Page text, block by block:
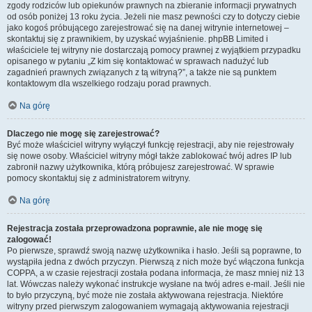
zgody rodziców lub opiekunów prawnych na zbieranie informacji prywatnych
od osób poniżej 13 roku życia. Jeżeli nie masz pewności czy to dotyczy ciebie
jako kogoś próbującego zarejestrować się na danej witrynie internetowej –
skontaktuj się z prawnikiem, by uzyskać wyjaśnienie. phpBB Limited i
właściciele tej witryny nie dostarczają pomocy prawnej z wyjątkiem przypadku
opisanego w pytaniu „Z kim się kontaktować w sprawach nadużyć lub
zagadnień prawnych związanych z tą witryną?”, a także nie są punktem
kontaktowym dla wszelkiego rodzaju porad prawnych.
Na górę
Dlaczego nie mogę się zarejestrować?
Być może właściciel witryny wyłączył funkcję rejestracji, aby nie rejestrowały
się nowe osoby. Właściciel witryny mógł także zablokować twój adres IP lub
zabronił nazwy użytkownika, którą próbujesz zarejestrować. W sprawie
pomocy skontaktuj się z administratorem witryny.
Na górę
Rejestracja została przeprowadzona poprawnie, ale nie mogę się
zalogować!
Po pierwsze, sprawdź swoją nazwę użytkownika i hasło. Jeśli są poprawne, to
wystąpiła jedna z dwóch przyczyn. Pierwszą z nich może być włączona funkcja
COPPA, a w czasie rejestracji została podana informacja, że masz mniej niż 13
lat. Wówczas należy wykonać instrukcje wysłane na twój adres e-mail. Jeśli nie
to było przyczyną, być może nie została aktywowana rejestracja. Niektóre
witryny przed pierwszym zalogowaniem wymagają aktywowania rejestracji